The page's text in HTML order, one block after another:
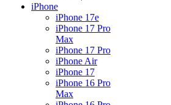
iPhone
iPhone 17e
iPhone 17 Pro
Max
iPhone 17 Pro
iPhone Air
iPhone 17
iPhone 16 Pro
Max